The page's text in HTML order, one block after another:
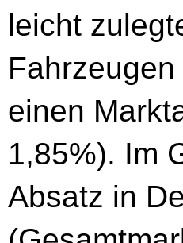
leicht
einen
1,85%). Im
Absatz in